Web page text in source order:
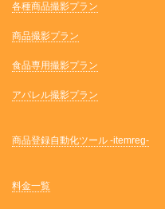
各種商品撮影プラン
商品撮影プラン
食品専用撮影プラン
アパレル撮影プラン
商品登録自動化ツール -itemreg-
料金一覧